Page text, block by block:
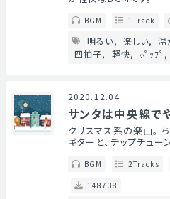
BGM 1Track
明るい 楽しい 温
四拍子
軽快 ﾎﾟｯﾌﾟ
2020.12.04
サンタは中央線で
クリスマス系の楽曲。
ギターと、チップチュー
BGM 2Tracks
148738